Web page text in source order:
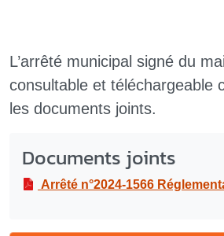
L’arrêté municipal signé du
consultable et téléchargeable
les documents joints.
Documents joints
Arrêté n°2024-1566 Réglementant la circulation et le stationnement, dans le cadre d’opératoins de